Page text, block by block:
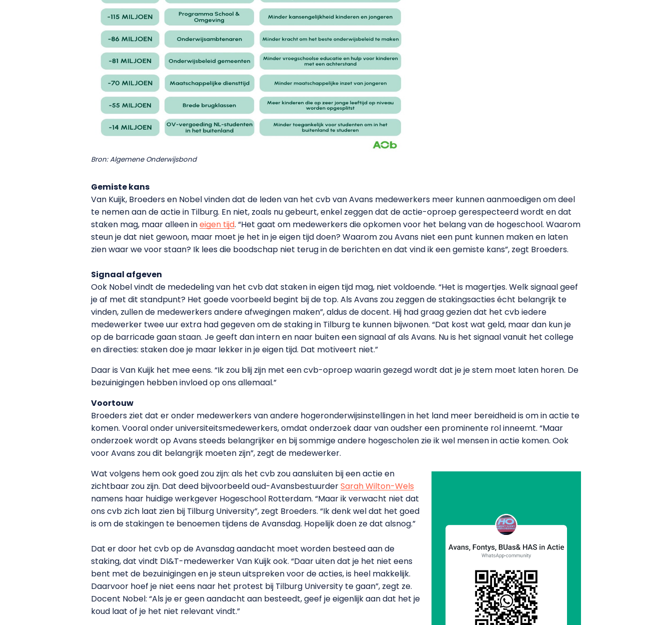
Bron: Algemene Onderwijsbond
Gemiste kans
Van Kuijk, Broeders en Nobel vinden dat de leden van het cvb van Avans medewerkers meer kunnen aanmoedigen om deel
te nemen aan de actie in Tilburg. En niet, zoals nu gebeurt, enkel zeggen dat de actie-oproep gerespecteerd wordt en dat
staken mag, maar alleen ineigen tijd. “Het gaat om medewerkers die opkomen voor het belang van de hogeschool. Waarom
steun je dat niet gewoon, maar moet je het in je eigen tijd doen? Waarom zou Avans niet een punt kunnen maken en laten
zien waar we voor staan? Ik lees die boodschap niet terug in de berichten en dat vind ik een gemiste kans”, zegt Broeders.
Signaal afgeven
Ook Nobel vindt de mededeling van het cvb dat staken in eigen tijd mag, niet voldoende. “Het is magertjes. Welk signaal geef
je af met dit standpunt? Het goede voorbeeld begint bij de top. Als Avans zou zeggen de stakingsacties écht belangrijk te
vinden, zullen de medewerkers andere afwegingen maken”, aldus de docent. Hij had graag gezien dat het cvb iedere
medewerker twee uur extra had gegeven om de staking in Tilburg te kunnen bijwonen. “Dat kost wat geld, maar dan kun je
op de barricade gaan staan. Je geeft dan intern en naar buiten een signaal af als Avans. Nu is het signaal vanuit het college
en directies: staken doe je maar lekker in je eigen tijd. Dat motiveert niet.”
Daar is Van Kuijk het mee eens. “Ik zou blij zijn met een cvb-oproep waarin gezegd wordt dat je je stem moet laten horen. De
bezuinigingen hebben invloed op ons allemaal.”
Voortouw
Broeders ziet dat er onder medewerkers van andere hogeronderwijsinstellingen in het land meer bereidheid is om in actie te
komen. Vooral onder universiteitsmedewerkers, omdat onderzoek daar van oudsher een prominente rol inneemt. “Maar
onderzoek wordt op Avans steeds belangrijker en bij sommige andere hogescholen zie ik wel mensen in actie komen. Ook
voor Avans zou dit belangrijk moeten zijn”, zegt de medewerker.
Wat volgens hem ook goed zou zijn: als het cvb zou aansluiten bij een actie en
zichtbaar zou zijn. Dat deed bijvoorbeeld oud-AvansbestuurderSarah Wilton-Wels
namens haar huidige werkgever Hogeschool Rotterdam. “Maar ik verwacht niet dat
ons cvb zich laat zien bij Tilburg University”, zegt Broeders. “Ik denk wel dat het goed
is om de stakingen te benoemen tijdens de Avansdag. Hopelijk doen ze dat alsnog.”
Dat er door het cvb op de Avansdag aandacht moet worden besteed aan de
staking, dat vindt DI&T-medewerker Van Kuijk ook. “Daar uiten dat je het niet eens
bent met de bezuinigingen en je steun uitspreken voor de acties, is heel makkelijk.
Daarvoor hoef je niet eens naar het protest bij Tilburg University te gaan”, zegt ze.
Docent Nobel: “Als je er geen aandacht aan besteedt, geef je eigenlijk aan dat het je
koud laat of je het niet relevant vindt.”